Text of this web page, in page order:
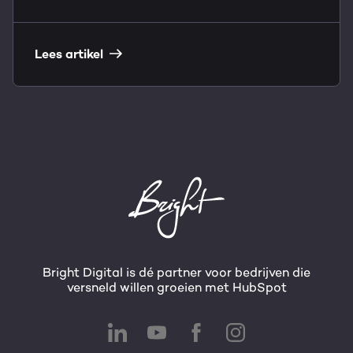
Lees artikel
Bright Digital is dé partner voor bedrijven die
versneld willen groeien met HubSpot